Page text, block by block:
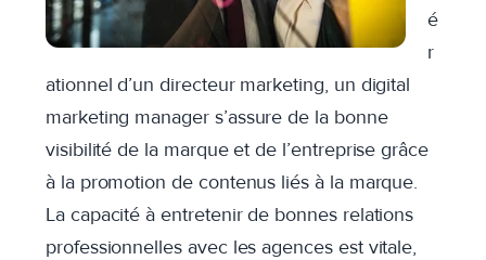
é
r
ationnel d’un directeur marketing, un digital
marketing manager s’assure de la bonne
visibilité de la marque et de l’entreprise grâce
à la promotion de contenus liés à la marque.
La capacité à entretenir de bonnes relations
professionnelles avec les agences est vitale,